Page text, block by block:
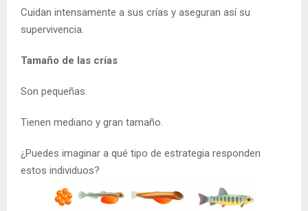
Cuidan intensamente a sus crías y aseguran así su
supervivencia.
Tamaño de las crías
Son pequeñas.
Tienen mediano y gran tamaño.
¿Puedes imaginar a qué tipo de estrategia responden
estos individuos?